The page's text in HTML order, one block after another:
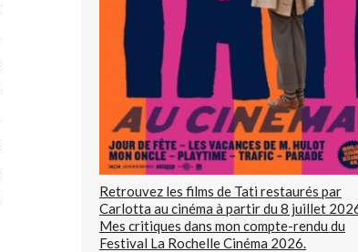
Retrouvez les films de Tati restaurés par
Carlotta au cinéma à partir du 8 juillet
Mes critiques dans mon compte-rendu du
Festival La Rochelle Cinéma 2026.